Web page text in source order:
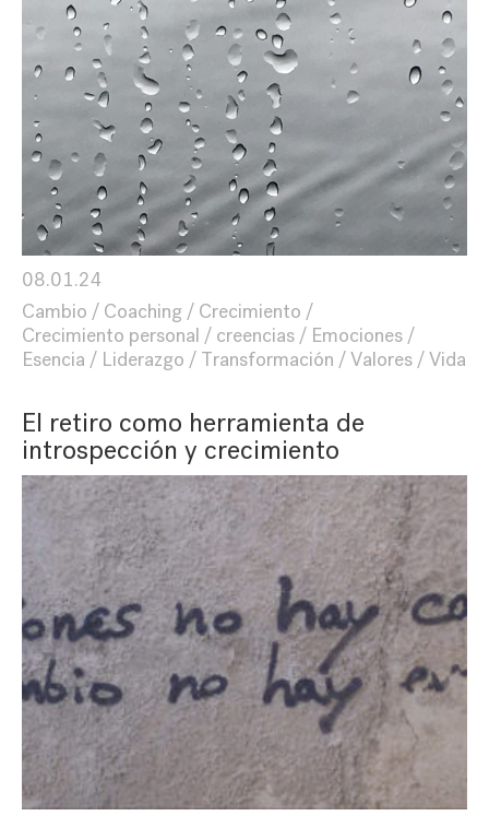
08.01.24
Cambio
Coaching
Crecimiento
Crecimiento personal
creencias
Emociones
Esencia
Liderazgo Transformación Valores Vida
El retiro como herramienta de
introspección y crecimiento